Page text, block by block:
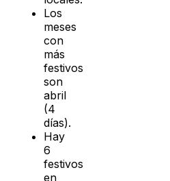
Los
meses
con
más
festivos
son
abril
(4
días).
Hay
6
festivos
en